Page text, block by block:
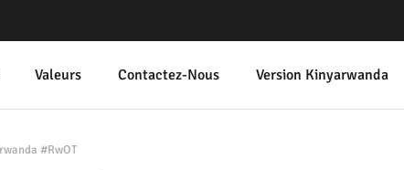
Valeurs Contactez-Nous Version Kinyarwanda
#RwOT